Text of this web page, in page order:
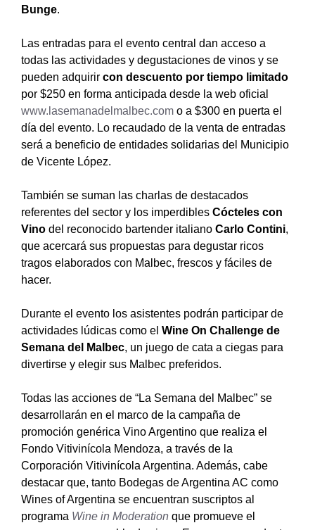
Bunge.
Las entradas para el evento central dan acceso a
todas las actividades y degustaciones de vinos y se
pueden adquirir con descuento por tiempo limitado
por $250 en forma anticipada desde la web oficial
www.lasemanadelmalbec.com o a $300 en puerta el
día del evento. Lo recaudado de la venta de entradas
será a beneficio de entidades solidarias del Municipio
de Vicente López.
También se suman las charlas de destacados
referentes del sector y los imperdibles Cócteles con
Vino del reconocido bartender italiano Carlo Contini,
que acercará sus propuestas para degustar ricos
tragos elaborados con Malbec, frescos y fáciles de
hacer.
Durante el evento los asistentes podrán participar de
actividades lúdicas como el Wine On Challenge de
Semana del Malbec, un juego de cata a ciegas para
divertirse y elegir sus Malbec preferidos.
Todas las acciones de “La Semana del Malbec” se
desarrollarán en el marco de la campaña de
promoción genérica Vino Argentino que realiza el
Fondo Vitivinícola Mendoza, a través de la
Corporación Vitivinícola Argentina. Además, cabe
destacar que, tanto Bodegas de Argentina AC como
Wines of Argentina se encuentran suscriptos al
programa Wine in Moderation que promueve el